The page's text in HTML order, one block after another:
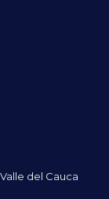
del Cauca